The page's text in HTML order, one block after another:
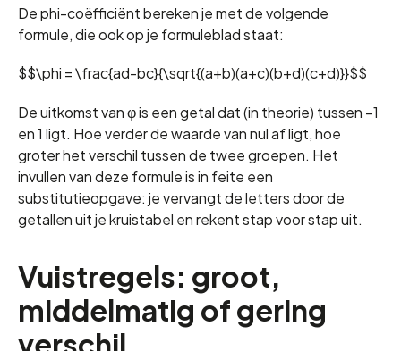
De phi-coëfficiënt bereken je met de volgende
formule, die ook op je formuleblad staat:
$$\phi = \frac{ad-bc}{\sqrt{(a+b)(a+c)(b+d)(c+d)}}$$
De uitkomst van φ is een getal dat (in theorie) tussen −1
en 1 ligt. Hoe verder de waarde van nul af ligt, hoe
groter het verschil tussen de twee groepen. Het
invullen van deze formule is in feite een
substitutieopgave: je vervangt de letters door de
getallen uit je kruistabel en rekent stap voor stap uit.
Vuistregels: groot,
middelmatig of gering
verschil